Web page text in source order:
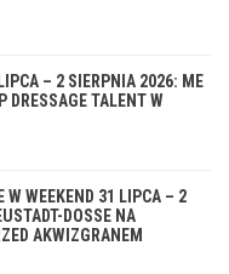
– 2 SIERPNIA 2026: ME
DRESSAGE TALENT W
W WEEKEND 31 LIPCA – 2
DOSSE NA
AKWIZGRANEM